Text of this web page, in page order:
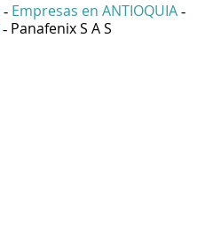
- Empresas en ANTIOQUIA -
- Panafenix S A S